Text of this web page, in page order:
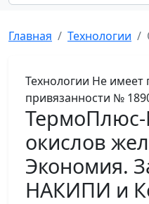
Главная Технологии
Технологии Не имеет
привязанности №
окислов
Экономия.
НАКИПИ и